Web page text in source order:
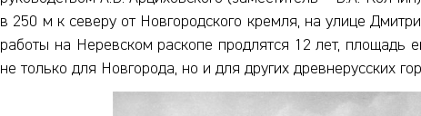
в 250 м к северу от Новгородского кремля, на улице
работы на Неревском раскопе продлятся 12 лет, площадь
не только для Новгорода, но и для других древнерусских